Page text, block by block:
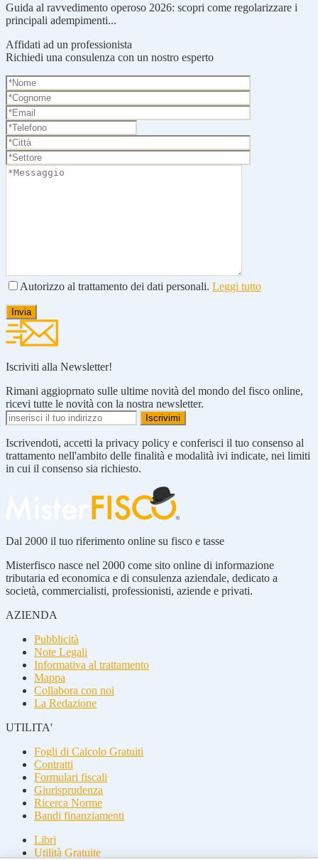
Guida al ravvedimento operoso 2026: scopri come regolarizzare i
principali adempimenti...
Affidati ad un professionista
Richiedi una consulenza con un nostro esperto
Autorizzo al trattamento dei dati personali. Leggi tutto
Iscriviti alla Newsletter!
Rimani aggioprnato sulle ultime novità del mondo del fisco online,
ricevi tutte le novità con la nostra newsletter.
Iscrivendoti, accetti la privacy policy e conferisci il tuo consenso al
trattamento nell'ambito delle finalità e modalità ivi indicate, nei limiti
in cui il consenso sia richiesto.
Dal 2000 il tuo riferimento online su fisco e tasse
Misterfisco nasce nel 2000 come sito online di informazione
tributaria ed economica e di consulenza aziendale, dedicato a
società, commercialisti, professionisti, aziende e privati.
AZIENDA
Pubblicità
Note Legali
Informativa al trattamento
Mappa
Collabora con noi
La Redazione
UTILITA'
Fogli di Calcolo Gratuiti
Contratti
Formulari fiscali
Giurisprudenza
Ricerca Norme
Bandi finanziamenti
Libri
Utilità Gratuite